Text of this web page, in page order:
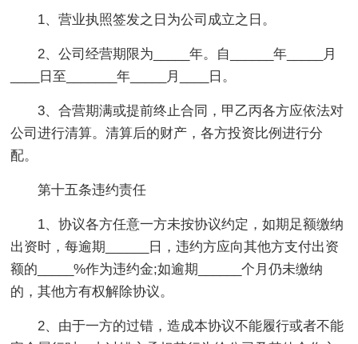
1、营业执照签发之日为公司成立之日。
2、公司经营期限为_____年。自______年_____月
____日至_______年_____月____日。
3、合营期满或提前终止合同，甲乙丙各方应依法对
公司进行清算。清算后的财产，各方投资比例进行分
配。
第十五条违约责任
1、协议各方任意一方未按协议约定，如期足额缴纳
出资时，每逾期______日，违约方应向其他方支付出资
额的_____%作为违约金;如逾期______个月仍未缴纳
的，其他方有权解除协议。
2、由于一方的过错，造成本协议不能履行或者不能